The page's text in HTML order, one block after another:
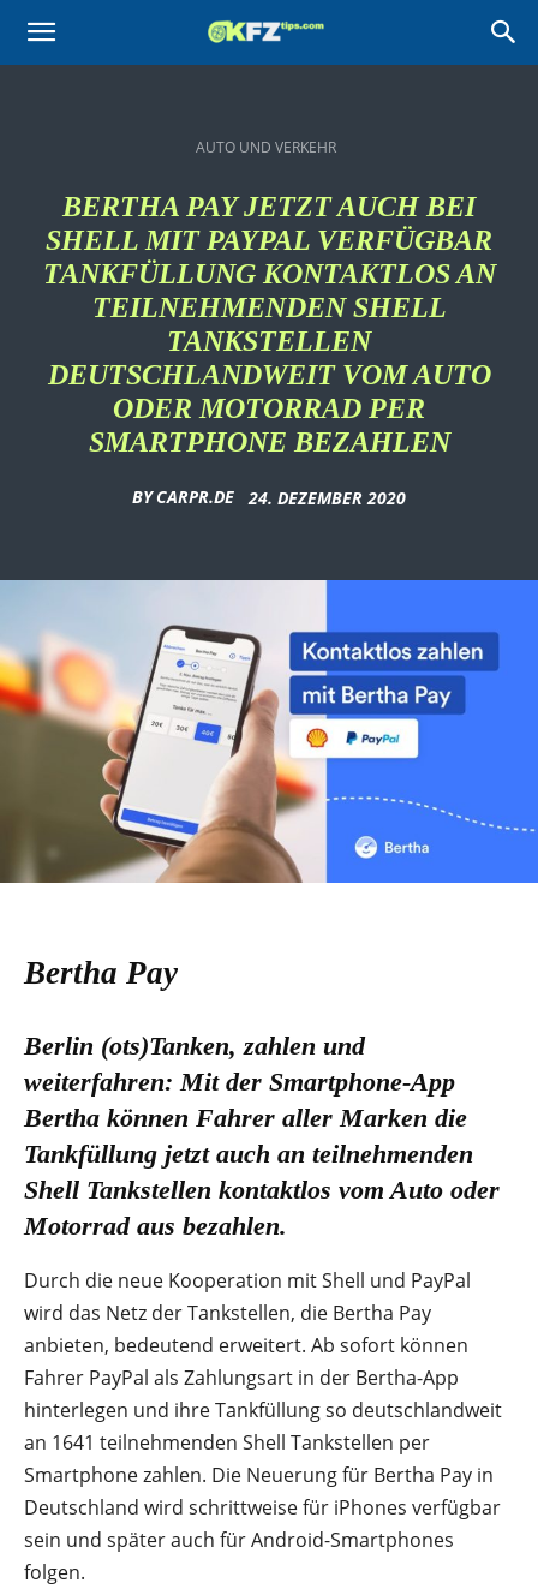
KFZtips.com
AUTO UND VERKEHR
BERTHA PAY JETZT AUCH BEI
SHELL MIT PAYPAL VERFÜGBAR
TANKFÜLLUNG KONTAKTLOS AN
TEILNEHMENDEN SHELL
TANKSTELLEN
DEUTSCHLANDWEIT VOM AUTO
ODER MOTORRAD PER
SMARTPHONE BEZAHLEN
BY CARPR.DE 24. DEZEMBER 2020
Bertha Pay
Berlin (ots)Tanken, zahlen und
weiterfahren: Mit der Smartphone-App
Bertha können Fahrer aller Marken die
Tankfüllung jetzt auch an teilnehmenden
Shell Tankstellen kontaktlos vom Auto oder
Motorrad aus bezahlen.
Durch die neue Kooperation mit Shell und PayPal
wird das Netz der Tankstellen, die Bertha Pay
anbieten, bedeutend erweitert. Ab sofort können
Fahrer PayPal als Zahlungsart in der Bertha-App
hinterlegen und ihre Tankfüllung so deutschlandweit
an 1641 teilnehmenden Shell Tankstellen per
Smartphone zahlen. Die Neuerung für Bertha Pay in
Deutschland wird schrittweise für iPhones verfügbar
sein und später auch für Android-Smartphones
folgen.